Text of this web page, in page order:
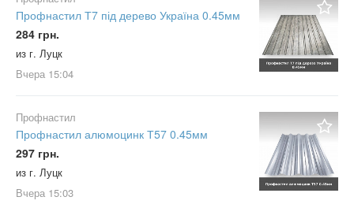
Профнастил Т7 під дерево Україна 0.45мм
284 грн.
из г. Луцк
Вчера 15:04
Профнастил
Профнастил алюмоцинк Т57 0.45мм
297 грн.
из г. Луцк
Вчера 15:03